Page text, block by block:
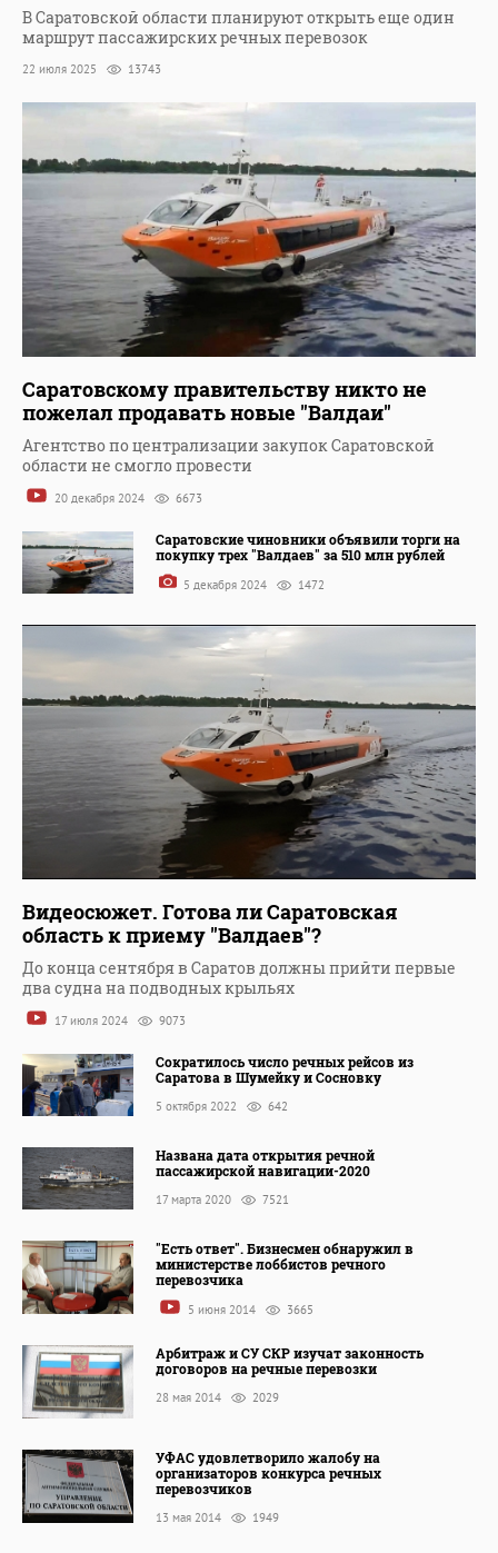
В Саратовской области планируют открыть еще один
маршрут пассажирских речных перевозок
22 июля 2025 13743
Саратовскому правительству никто не
пожелал продавать новые "Валдаи"
Агентство по централизации закупок Саратовской
области не смогло провести
20 декабря 2024 6673
Саратовские чиновники объявили торги на
покупку трех "Валдаев" за 510 млн рублей
5 декабря 2024 1472
Видеосюжет. Готова ли Саратовская
область к приему "Валдаев"?
До конца сентября в Саратов должны прийти первые
два судна на подводных крыльях
17 июля 2024 9073
Сократилось число речных рейсов из
Саратова в Шумейку и Сосновку
5 октября 2022 642
Названа дата открытия речной
пассажирской навигации-2020
17 марта 2020 7521
"Есть ответ". Бизнесмен обнаружил в
министерстве лоббистов речного
перевозчика
5 июня 2014 3665
Арбитраж и СУ СКР изучат законность
договоров на речные перевозки
28 мая 2014 2029
УФАС удовлетворило жалобу на
организаторов конкурса речных
перевозчиков
13 мая 2014 1949